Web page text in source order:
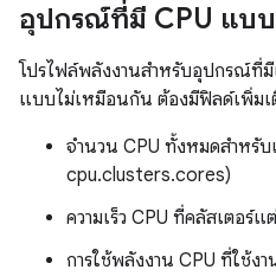
อุปกรณ์ที่มี CPU แบ
โปรไฟล์พลังงานสำหรับอุปกรณ์ที่
แบบไม่เหมือนกัน ต้องมีฟิลด์เพิ่ม
จำนวน CPU ทั้งหมดสำหรั
cpu.clusters.cores)
ความเร็ว CPU ที่คลัสเตอร์แ
การใช้พลังงาน CPU ที่ใช้ง